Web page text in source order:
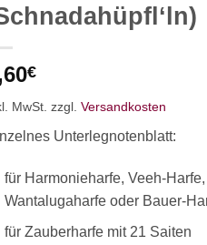
€
MwSt. zzgl. Versandkosten
Unterlegnotenblatt:
für Harmonieharfe, Veeh-
Wantalugaharfe oder Bauer-
für Zauberharfe mit 21 Saiten